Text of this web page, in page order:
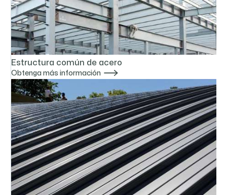
Estructura común de acero
Obtenga más información 